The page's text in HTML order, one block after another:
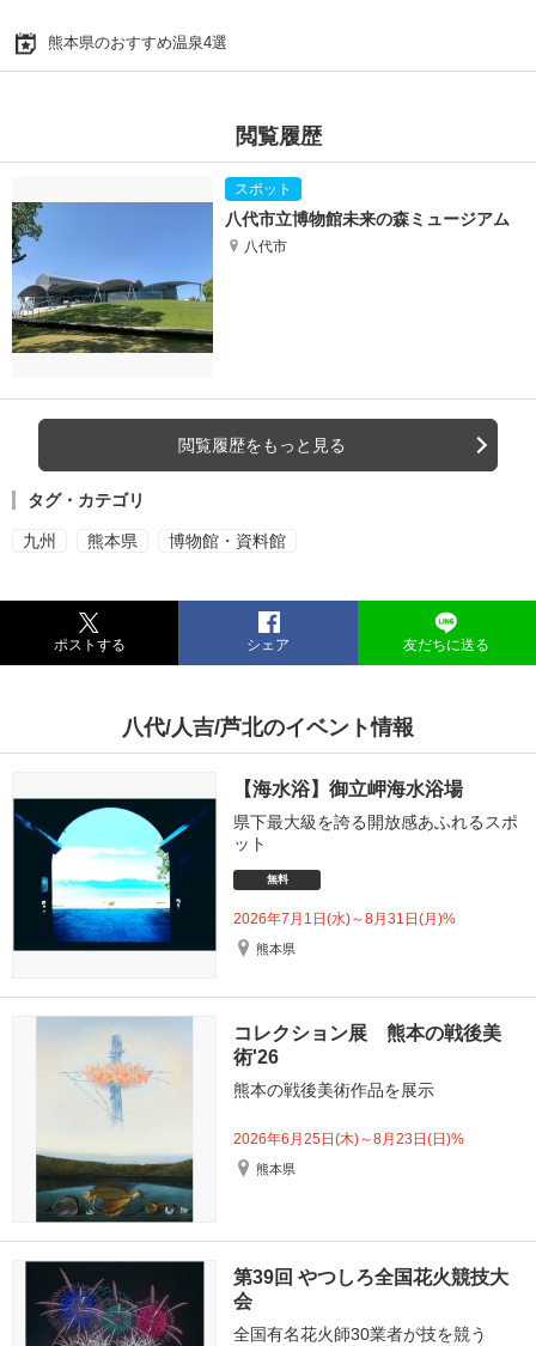
熊本県のおすすめ温泉4選
閲覧履歴
八代市立博物館未来の森ミュージアム
八代市
閲覧履歴をもっと見る
タグ・カテゴリ
九州 熊本県 博物館・資料館
ポストする シェア 友だちに送る
八代/人吉/芦北のイベント情報
【海水浴】御立岬海水浴場
県下最大級を誇る開放感あふれるスポ
ット
無料
2026年7月1日(水)～8月31日(月)%
熊本県
コレクション展 熊本の戦後美
術'26
熊本の戦後美術作品を展示
2026年6月25日(木)～8月23日(日)%
熊本県
第39回 やつしろ全国花火競技大
会
全国有名花火師30業者が技を競う